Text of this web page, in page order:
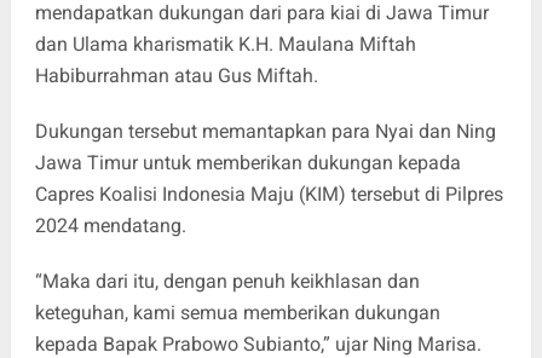
mendapatkan dukungan dari para kiai di Jawa Timur
dan Ulama kharismatik K.H. Maulana Miftah
Habiburrahman atau Gus Miftah.
Dukungan tersebut memantapkan para Nyai dan Ning
Jawa Timur untuk memberikan dukungan kepada
Capres Koalisi Indonesia Maju (KIM) tersebut di Pilpres
2024 mendatang.
“Maka dari itu, dengan penuh keikhlasan dan
keteguhan, kami semua memberikan dukungan
kepada Bapak Prabowo Subianto,” ujar Ning Marisa.